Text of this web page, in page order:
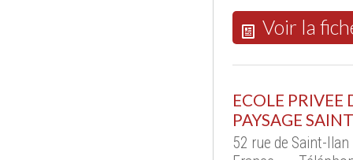
Voir la
ECOLE
PAYSAGE
52 rue de Saint-